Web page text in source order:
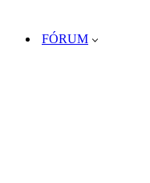
FÓRUM